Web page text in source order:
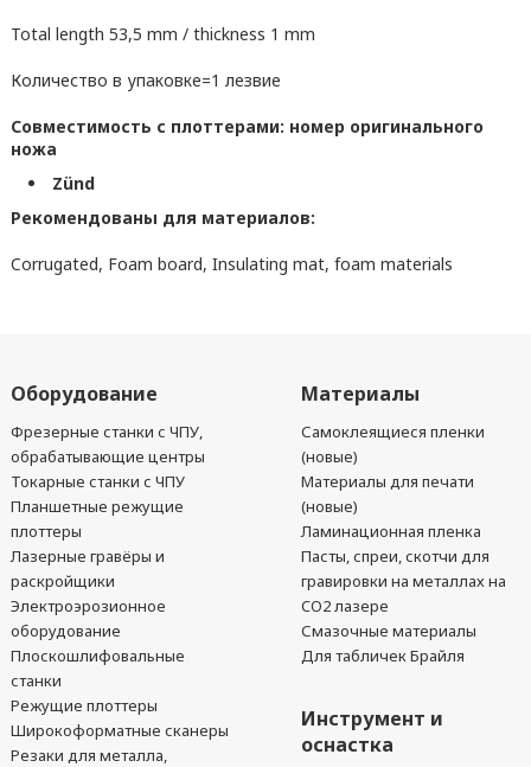
Total length 53,5 mm / thickness 1 mm
Количество в упаковке=1 лезвие
Совместимость с плоттерами: номер оригинального
ножа
Zünd
Рекомендованы для материалов:
Corrugated, Foam board, Insulating mat, foam materials
Оборудование
Фрезерные станки с ЧПУ,
обрабатывающие центры
Токарные станки с ЧПУ
Планшетные режущие
плоттеры
Лазерные гравёры и
раскройщики
Электроэрозионное
оборудование
Плоскошлифовальные
станки
Режущие плоттеры
Широкоформатные сканеры
Резаки для металла,
Материалы
Самоклеящиеся пленки
(новые)
Материалы для печати
(новые)
Ламинационная пленка
Пасты, спреи, скотчи для
гравировки на металлах на
CO2 лазере
Смазочные материалы
Для табличек Брайля
Инструмент и
оснастка